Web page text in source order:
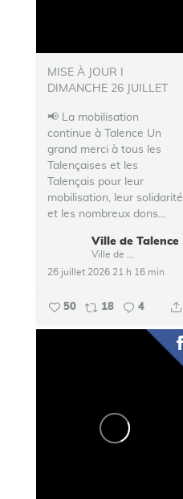
MISE À JOUR I
DIMANCHE 26 JUILLET
📢 La mobilisation
continue à Talence Un
grand merci à tous les
Talençaises et les
Talençais pour leur
mobilisation, leur solidarité
et les nombreux dons...
Ville de Talence
26 juillet 2026 21 h 16 min
50 18 4